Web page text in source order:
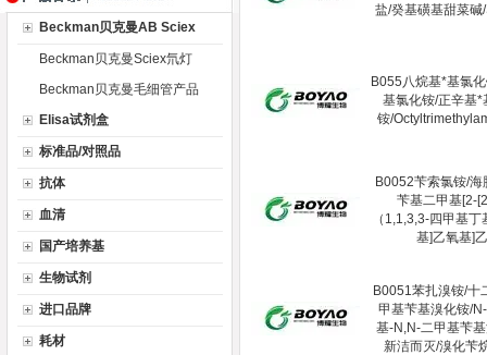
Beckman贝克曼AB Sciex
Beckman贝克曼Sciex氘灯
Beckman贝克曼毛细管产品
Elisa试剂盒
标准品/对照品
抗体
血清
国产培养基
生物试剂
进口品牌
耗材
盐/癸基磺基甜菜碱
B055八烷基*基氯
基氯化铵/正辛基*
铵/
B0052苄索氯铵/海
苄基二甲基[2-
（1,1,3,3-四甲基丁
基]乙氧基]乙
B0051苯扎溴铵/十
甲基苄基溴化铵/
基-N,N-二甲基苄
新洁而灭/溴化苄